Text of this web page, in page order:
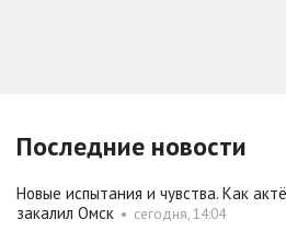
Последние новости
Новые испытания и чувства. Как
закалил Омск • сегодня, 14:04